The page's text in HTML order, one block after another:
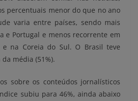
percentuais menor do que no ano
varia entre países, sendo mais
e Portugal e menos recorrente em
e na Coreia do Sul. O Brasil teve
média (51%).
sobre os conteúdos jornalísticos
subiu para 46%, ainda abaixo